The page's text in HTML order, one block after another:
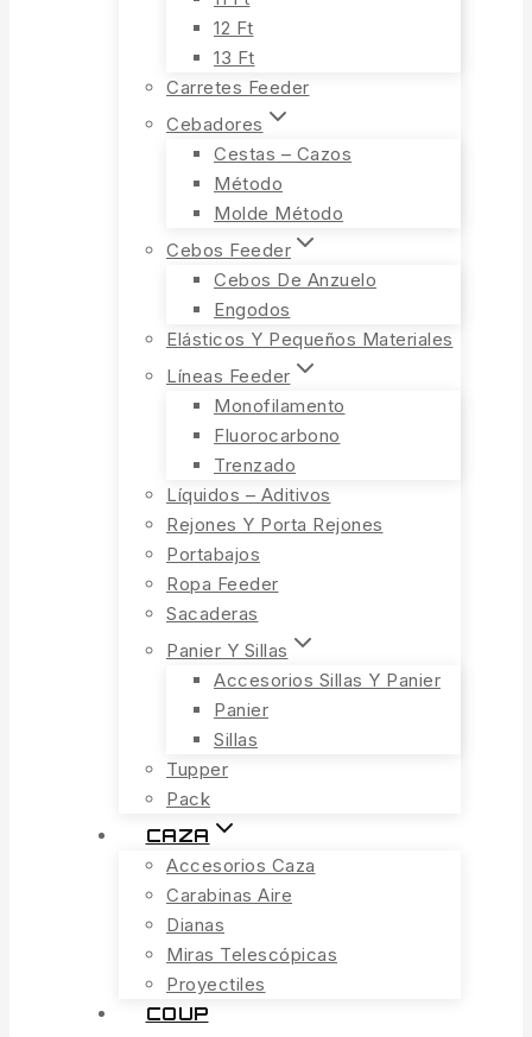
12 Ft
13 Ft
Carretes Feeder
Cebadores
Cestas – Cazos
Método
Molde Método
Cebos Feeder
Cebos De Anzuelo
Engodos
Elásticos Y Pequeños Materiales
Líneas Feeder
Monofilamento
Fluorocarbono
Trenzado
Líquidos – Aditivos
Rejones Y Porta Rejones
Portabajos
Ropa Feeder
Sacaderas
Panier Y Sillas
Accesorios Sillas Y Panier
Panier
Sillas
Tupper
Pack
CAZA
Accesorios Caza
Carabinas Aire
Dianas
Miras Telescópicas
Proyectiles
COUP